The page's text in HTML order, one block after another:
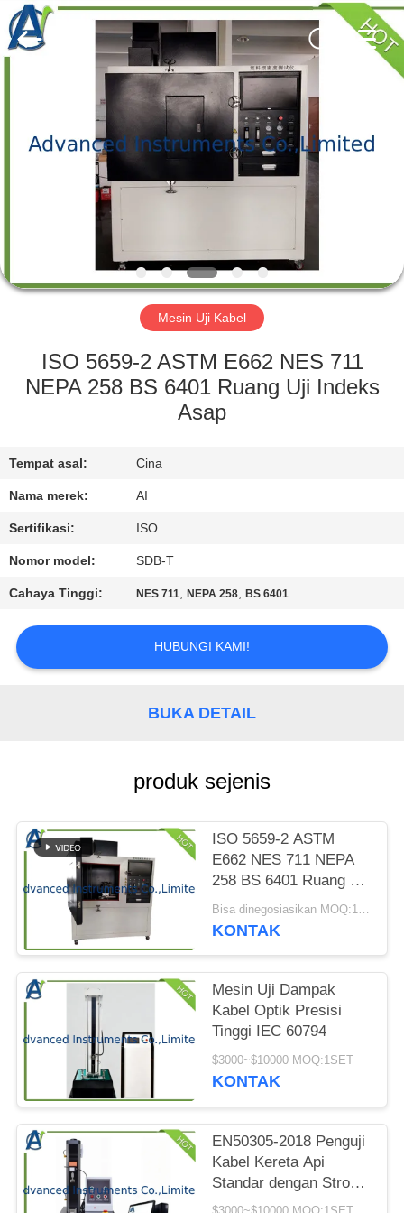
PRODUK
TENTANG
TUR
KONTROL
HUBUNGI
KAMI
BERITA
PERMINTAAN
POLICY
Advanced
Instruments
Co.,Limited.
All
Rights
Mesin Uji Kabel
ISO 5659-2 ASTM E662 NES 711
NEPA 258 BS 6401 Ruang Uji Indeks
Asap
Tempat asal: Cina
Nama merek: AI
Sertifikasi: ISO
Nomor model: SDB-T
Cahaya Tinggi: NES 711,NEPA 258,BS 6401
HUBUNGI KAMI!
BUKA DETAIL
produk sejenis
ISO 5659-2 ASTM
E662 NES 711 NEPA
258 BS 6401 Ruang Uji
Indeks Asap
Bisa dinegosiasikan MOQ:1 set NBS Smoke Density Test Chamber
KONTAK
Mesin Uji Dampak
Kabel Optik Presisi
Tinggi IEC 60794
$3000~$10000 MOQ:1SET
KONTAK
EN50305-2018 Penguji
Kabel Kereta Api
Standar dengan Stroke
Efektif 400mm dan